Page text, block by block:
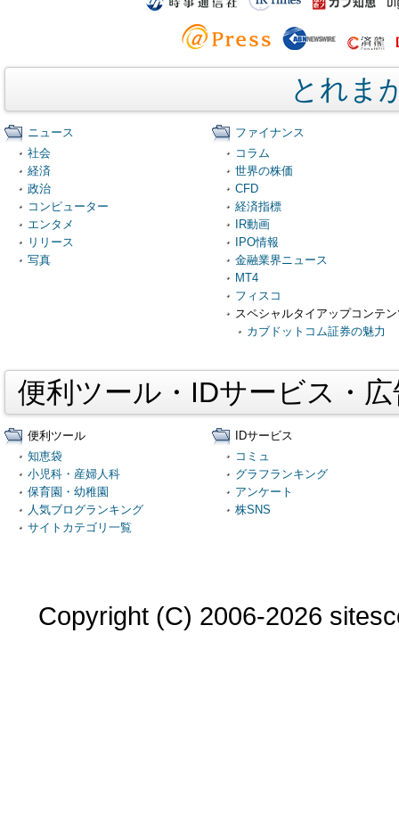
とれま
ニュース
社会
経済
政治
コンピューター
エンタメ
リリース
写真
ファイナンス
コラム
世界の株価
CFD
経済指標
IR動画
IPO情報
金融業界ニュース
MT4
フィスコ
スペシャルタイアップコンテ
カブドットコム証券の魅力
便利ツール・IDサービス・
便利ツール
知恵袋
小児科・産婦人科
保育園・幼稚園
人気ブログランキング
サイトカテゴリ一覧
IDサービス
コミュ
グラフランキング
アンケート
株SNS
Copyright (C) 2006-2026